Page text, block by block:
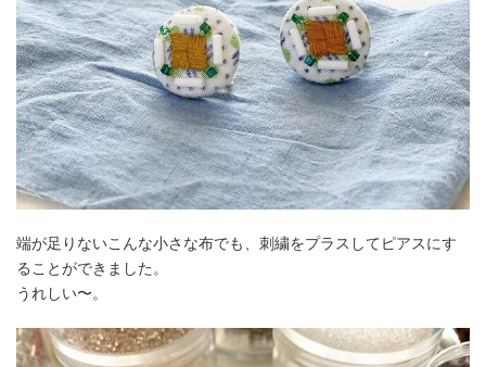
端が足りないこんな小さな布でも、刺繍をプラスしてピアスにす
ることができました。
うれしい〜。